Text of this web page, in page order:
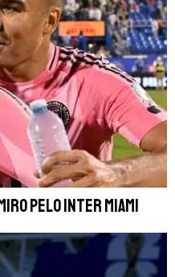
pelo Inter Miami